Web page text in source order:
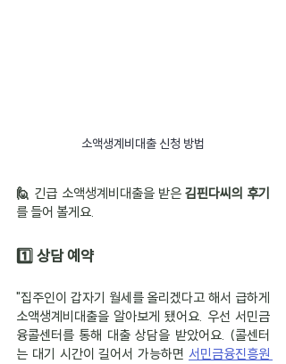
소액생계비대출 신청 방법
🙋 긴급 소액생계비대출을 받은 김핀다씨의 후기
를 들어 볼게요.
1️⃣ 상담 예약
"집주인이 갑자기 월세를 올리겠다고 해서 급하게
소액생계비대출을 알아보게 됐어요. 우선 서민금
융콜센터를 통해 대출 상담을 받았어요. (콜센터
는 대기 시간이 길어서 가능하면 서민금융진흥원